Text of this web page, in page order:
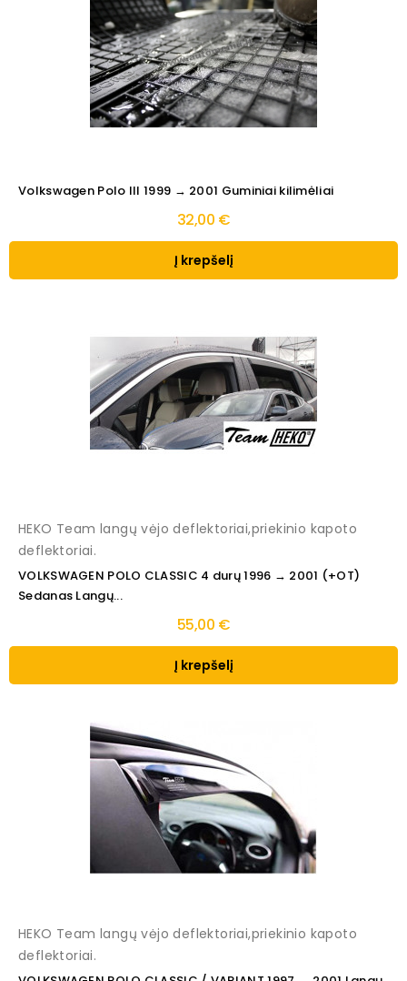
Volkswagen Polo III 1999 → 2001 Guminiai kilimėliai
32,00 €
Į krepšelį
HEKO Team langų vėjo deflektoriai,priekinio kapoto
deflektoriai.
VOLKSWAGEN POLO CLASSIC 4 durų 1996 → 2001 (+OT)
Sedanas Langų...
55,00 €
Į krepšelį
HEKO Team langų vėjo deflektoriai,priekinio kapoto
deflektoriai.